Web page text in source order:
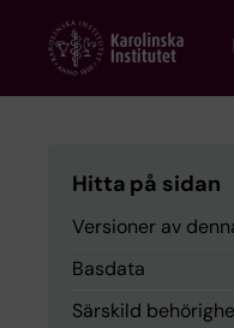
content
Hitta på sidan
Versioner av
Basdata
Särskild